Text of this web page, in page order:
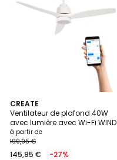
CREATE
Ventilateur de plafond 40W
avec lumière avec Wi-Fi WIND
STYLANCE NATURAL WOOD
à partir de
199,95 €
145,95 € -27%
4
Couleurs